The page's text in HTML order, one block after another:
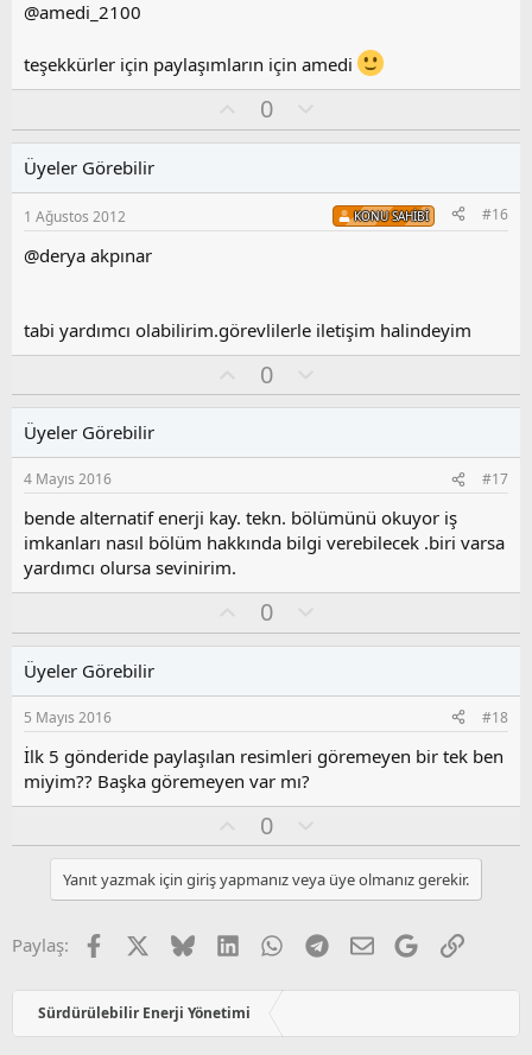
@amedi_2100
teşekkürler için paylaşımların için amedi
y
0
l
s
u
l
a
Üyeler Görebilir
1 Ağustos 2012 KONU SAHIBI #16
@derya akpınar
tabi yardımcı olabilirim.görevlilerle iletişim halindeyim
y
0
l
s
u
z
o
l
Üyeler Görebilir
4 Mayıs 2016 #17
bende alternatif enerji kay. tekn. bölümünü okuyor iş
imkanları nasıl bölüm hakkında bilgi verebilecek .biri varsa
yardımcı olursa sevinirim.
y
0
l
s
u
z
o
y
a
Üyeler Görebilir
5 Mayıs 2016 #18
İlk 5 gönderide paylaşılan resimleri göremeyen bir tek ben
miyim?? Başka göremeyen var mı?
y
l
a
0
l
u
m
u
z
o
l
Yanıt yazmak için giriş yapmanız veya üye olmanız gerekir.
Paylaş: Facebook BlueskyLinkedInWhatsApp
Telegram
E-postaGoogleLink
Sürdürülebilir Enerji Yönetimi